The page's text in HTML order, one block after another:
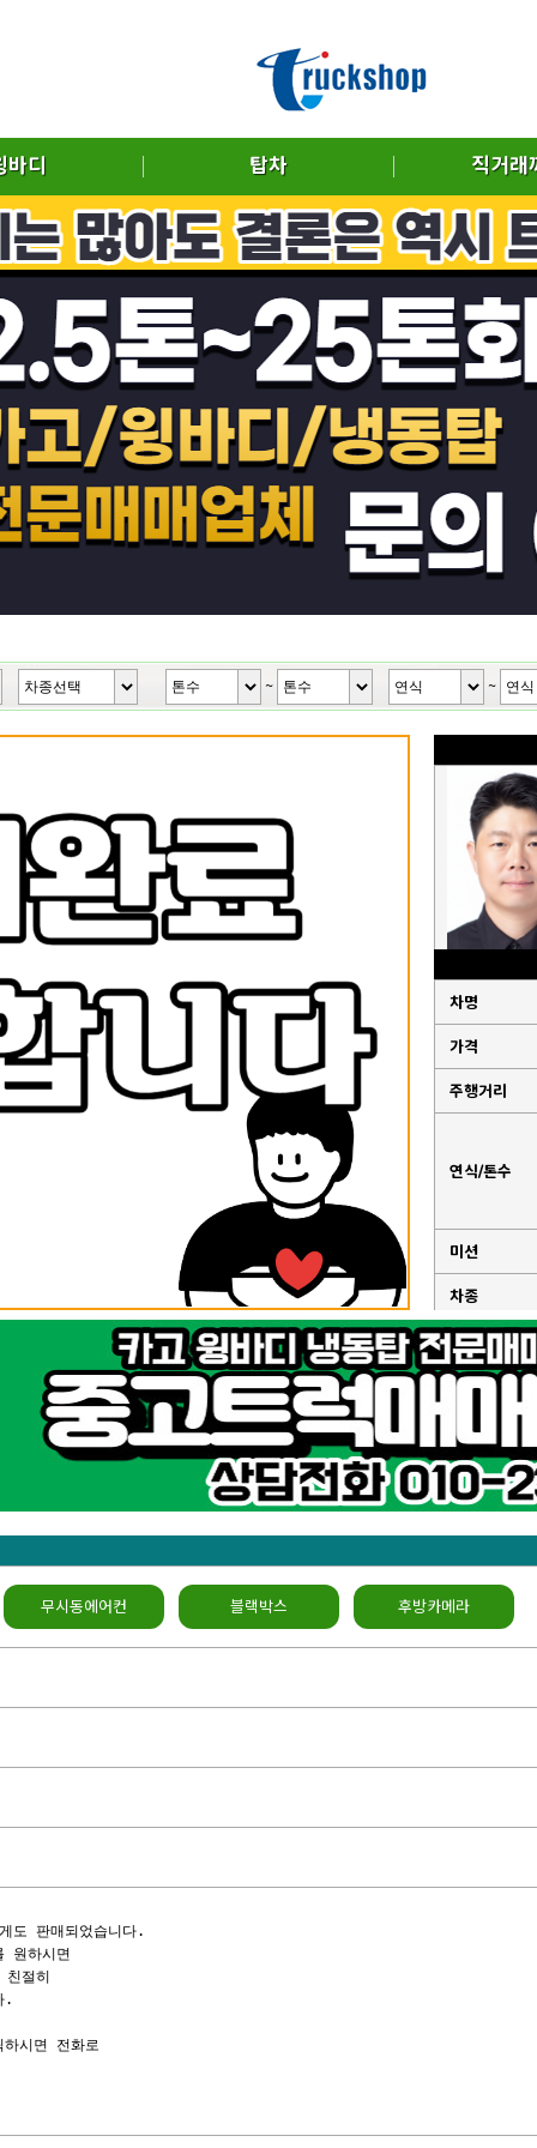
바디 탑차 직거래
~ ~
차명
가격
주행거리
연식/톤수
미션
차종
성능점검기
록부
무시동에어컨 블랙박스 후방카메라
도 판매되었습니다.
원하시면
절히
.
시면 전화로